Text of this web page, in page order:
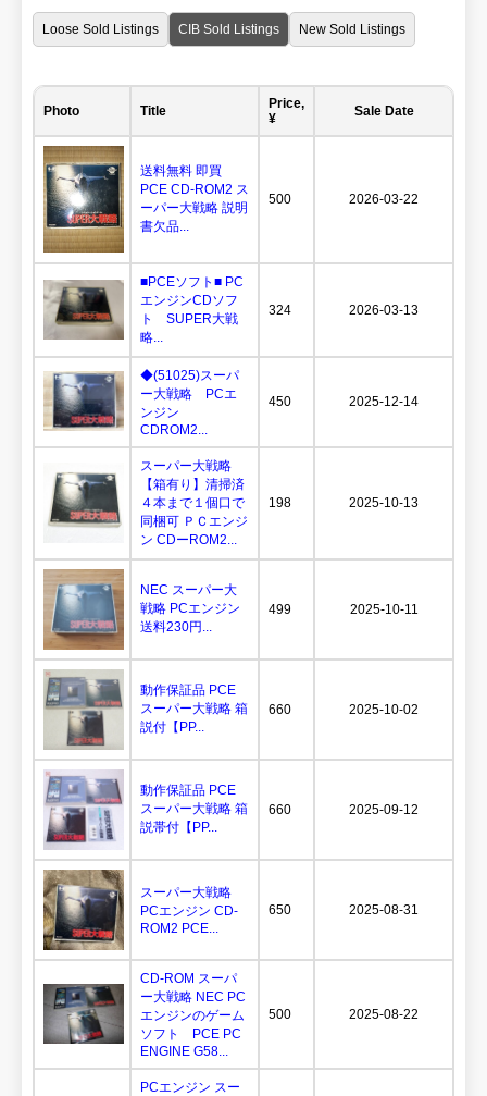
Loose Sold Listings CIB Sold Listings New Sold Listings
Photo Title
Price,
¥
Sale Date
送料無料 即買
PCE CD-ROM2 ス
ーパー大戦略 説明
書欠品...
500 2026-03-22
■PCEソフト■ PC
エンジンCDソフ
ト SUPER大戦
略...
324 2026-03-13
◆(51025)スーパ
ー大戦略 PCエ
ンジン
CDROM2...
450 2025-12-14
スーパー大戦略
【箱有り】清掃済
４本まで１個口で
同梱可 ＰＣエンジ
ン CDーROM2...
198 2025-10-13
NEC スーパー大
戦略 PCエンジン
送料230円...
499 2025-10-11
動作保証品 PCE
スーパー大戦略 箱
説付【PP...
660 2025-10-02
動作保証品 PCE
スーパー大戦略 箱
説帯付【PP...
660 2025-09-12
スーパー大戦略
PCエンジン CD-
ROM2 PCE...
650 2025-08-31
CD-ROM スーパ
ー大戦略 NEC PC
エンジンのゲーム
ソフト PCE PC
ENGINE G58...
500 2025-08-22
PCエンジン スー